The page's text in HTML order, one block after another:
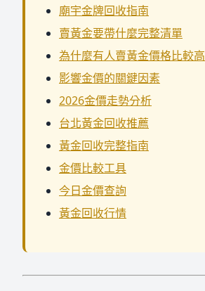
廟宇金牌回收指南
賣黃金要帶什麼完整清單
為什麼有人賣黃金價格比較高
影響金價的關鍵因素
2026金價走勢分析
台北黃金回收推薦
黃金回收完整指南
金價比較工具
今日金價查詢
黃金回收行情